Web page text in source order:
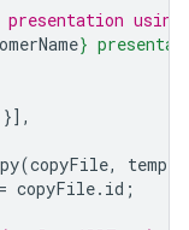
}
}],
(copyFile,
= copyFile. id ;